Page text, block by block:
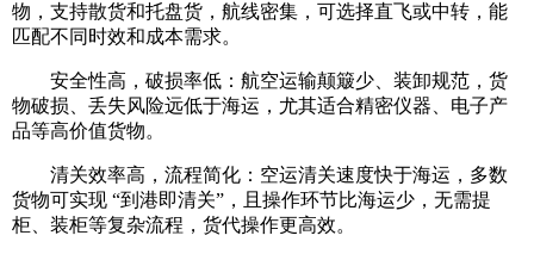
物，支持散货和托盘货，航线密集，可选择直飞或中转，能
匹配不同时效和成本需求。
安全性高，破损率低：航空运输颠簸少、装卸规范，货
物破损、丢失风险远低于海运，尤其适合精密仪器、电子产
品等高价值货物。
清关效率高，流程简化：空运清关速度快于海运，多数
货物可实现 “到港即清关”，且操作环节比海运少，无需提
柜、装柜等复杂流程，货代操作更高效。